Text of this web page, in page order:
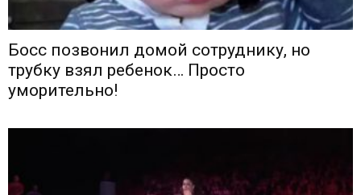
Босс позвонил домой сотруднику, но
трубку взял ребенок… Просто
уморительно!